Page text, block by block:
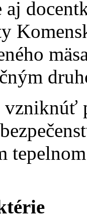
aj
vzniknúť